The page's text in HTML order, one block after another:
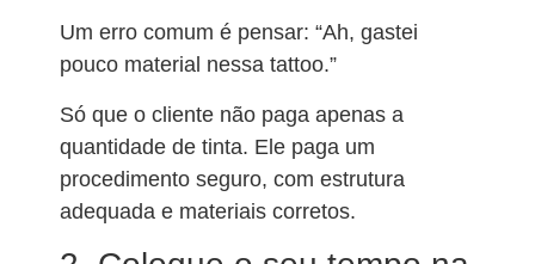
Um erro comum é pensar: “Ah, gastei
pouco material nessa tattoo.”
Só que o cliente não paga apenas a
quantidade de tinta. Ele paga um
procedimento seguro, com estrutura
adequada e materiais corretos.